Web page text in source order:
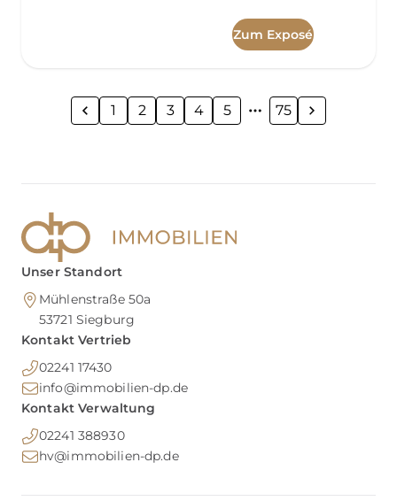
Zum Exposé
1 2 3 4 5 75
Unser Standort
Mühlenstraße 50a
53721 Siegburg
Kontakt Vertrieb
02241 17430
info@immobilien-dp.de
Kontakt Verwaltung
02241 388930
hv@immobilien-dp.de